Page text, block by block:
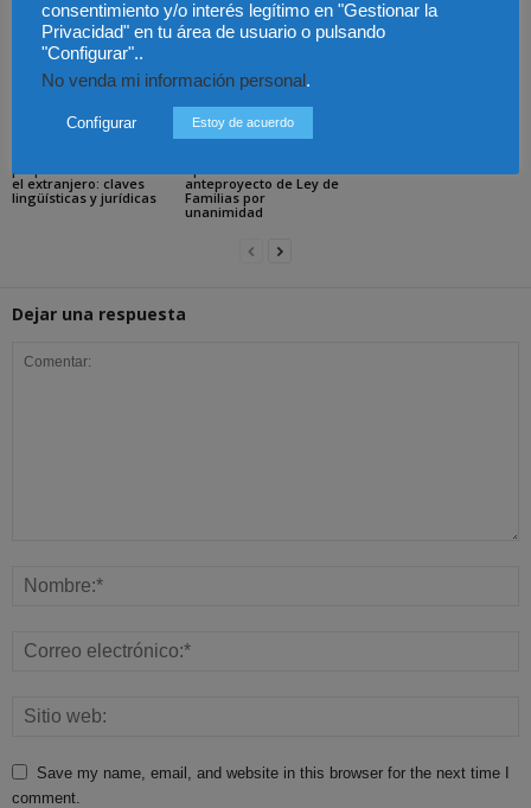
propiedad intelectual en
el extranjero: claves
lingüísticas y jurídicas
anteproyecto de Ley de
Familias por
unanimidad
Dejar una respuesta
Save my name, email, and website in this browser for the next time I
comment.
consentimiento y/o interés legítimo en "Gestionar la
Privacidad" en tu área de usuario o pulsando
"Configurar"..
No venda mi información personal .
Configurar Estoy de acuerdo